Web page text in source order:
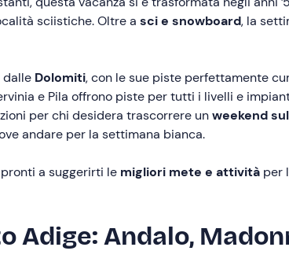
sciistiche. Oltre a sci e snowboard, la
dalle Dolomiti, con le sue piste perfettamente
e Pila offrono piste per tutti i livelli e
per chi desidera trascorrere unweekend
andare per la settimana bianca.
a suggerirti le migliori mete e attività per
Adige: Andalo,